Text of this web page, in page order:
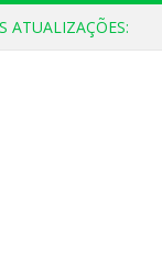
ATUALIZAÇÕES: